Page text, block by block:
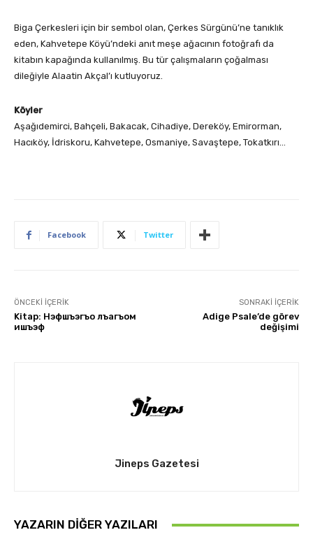
Biga Çerkesleri için bir sembol olan, Çerkes Sürgünü’ne tanıklık
eden, Kahvetepe Köyü’ndeki anıt meşe ağacının fotoğrafı da
kitabın kapağında kullanılmış. Bu tür çalışmaların çoğalması
dileğiyle Alaatin Akçal’ı kutluyoruz.
Köyler
Aşağıdemirci, Bahçeli, Bakacak, Cihadiye, Dereköy, Emirorman,
Hacıköy, İdriskoru, Kahvetepe, Osmaniye, Savaştepe, Tokatkırı…
Facebook Twitter
ÖNCEKI İÇERIK
Kitap: Нэфшъэгъо лъа­гъом
ишъэф
SONRAKI İÇERIK
Adige Psale’de görev
değişimi
Jineps Gazetesi
YAZARIN DIĞER YAZILARI